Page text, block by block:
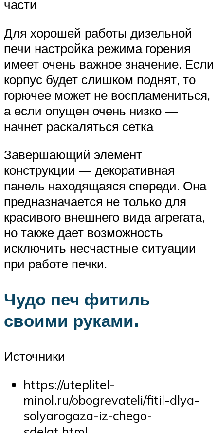
части
Для хорошей работы дизельной
печи настройка режима горения
имеет очень важное значение. Если
корпус будет слишком поднят, то
горючее может не воспламениться,
а если опущен очень низко —
начнет раскаляться сетка
Завершающий элемент
конструкции — декоративная
панель находящаяся спереди. Она
предназначается не только для
красивого внешнего вида агрегата,
но также дает возможность
исключить несчастные ситуации
при работе печки.
Чудо печ фитиль
своими руками.
Источники
https://uteplitel-
minol.ru/obogrevateli/fitil-dlya-
solyarogaza-iz-chego-